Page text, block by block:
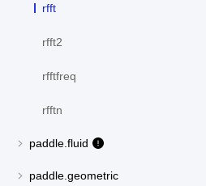
rfft
rfft2
rfftfreq
rfftn
paddle.fluid
paddle.geometric